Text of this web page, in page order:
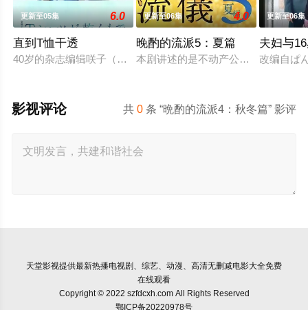
更新至05集 6.0
直到T恤干透
40岁的杂志编辑咲子（苍井优 饰）原本深信自己拥有美满的婚
更新至06集 4.0
晚酌的流派5：夏篇
本剧讲述的是不动产公司营业员伊泽
更新至06集
夫妇与
改编自ぱ
共0 条 “晩酌的流派4：秋冬篇” 影评
影视评论
天堂影视提供最新热播电视剧、综艺、动漫、高清无删减电影大全免费
在线观看
Copyright © 2022 szfdcxh.com All Rights Reserved
鄂ICP备20220978号